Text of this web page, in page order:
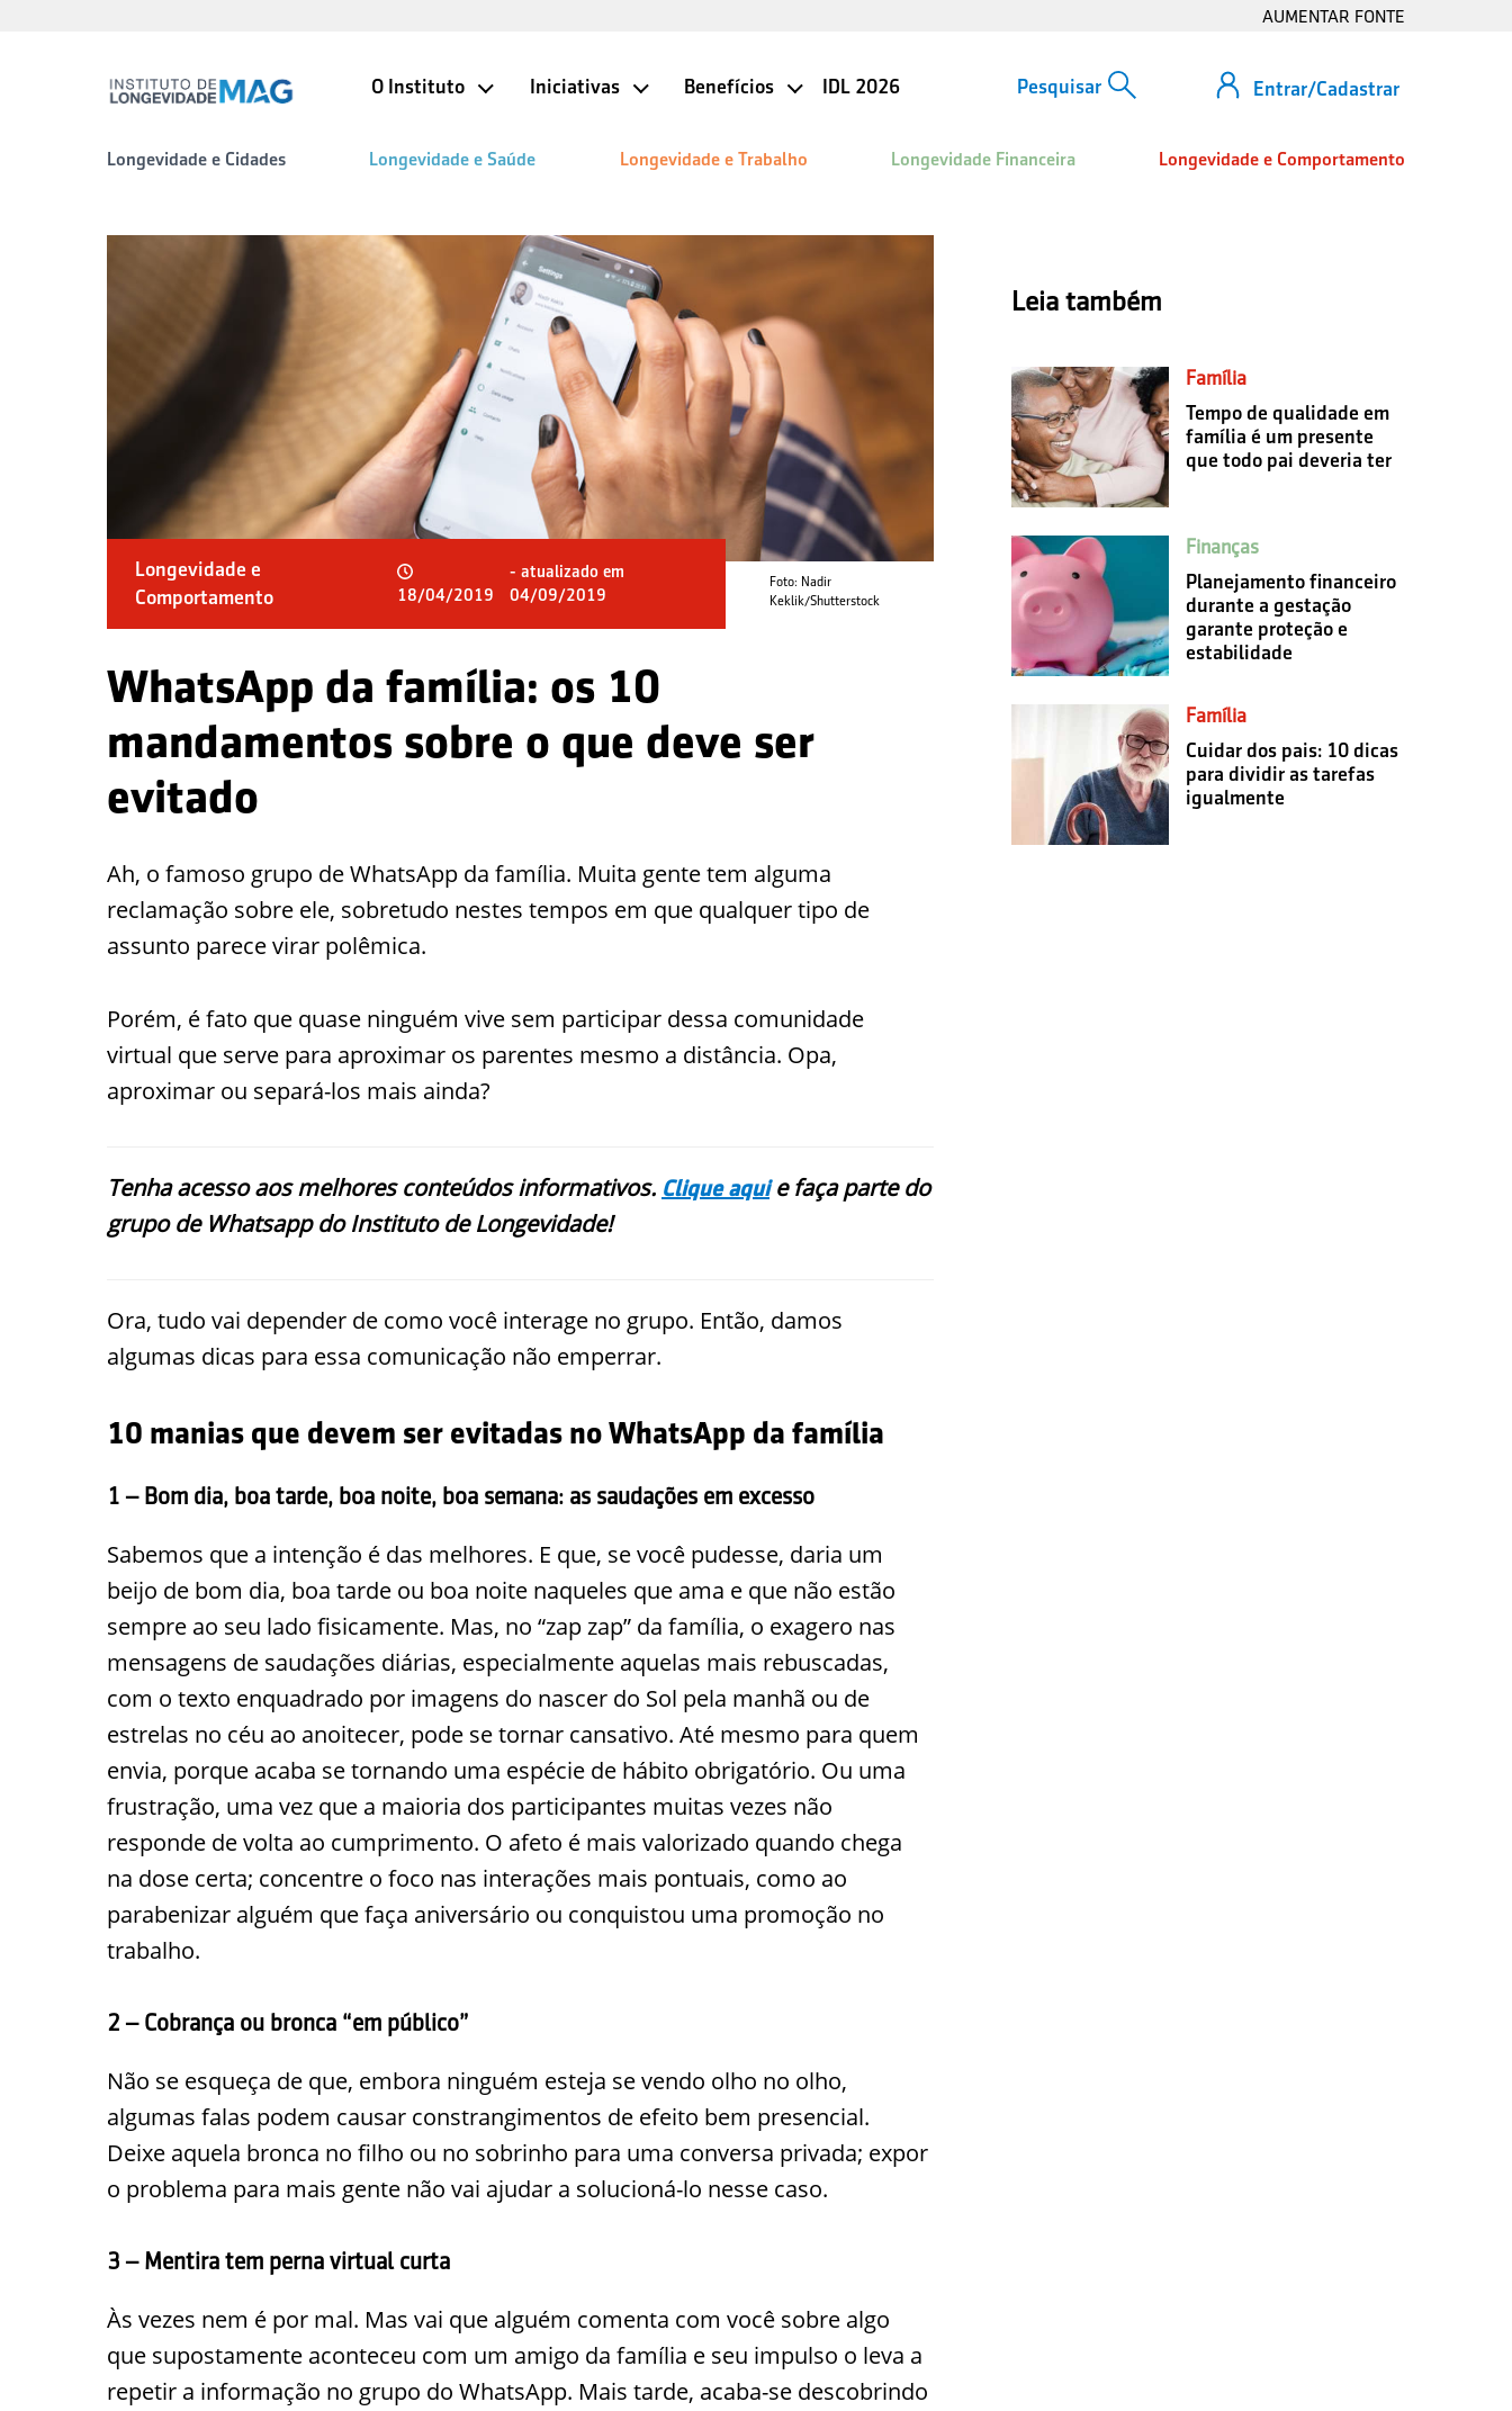
AUMENTAR FONTE
Entrar/Cadastrar
O Instituto Iniciativas Benefícios IDL 2026
Longevidade e Cidades Longevidade e Saúde Longevidade e Trabalho Longevidade Financeira Longevidade e Comportamento
Foto: Nadir
Keklik/Shutterstock
Longevidade e
Comportamento
18/04/2019
- atualizado em
04/09/2019
WhatsApp da família: os 10
mandamentos sobre o que deve ser
evitado
Ah, o famoso grupo de WhatsApp da família. Muita gente tem alguma
reclamação sobre ele, sobretudo nestes tempos em que qualquer tipo de
assunto parece virar polêmica.
Porém, é fato que quase ninguém vive sem participar dessa comunidade
virtual que serve para aproximar os parentes mesmo a distância. Opa,
aproximar ou separá-los mais ainda?
Tenha acesso aos melhores conteúdos informativos. Clique aquie faça parte do
grupo de Whatsapp do Instituto de Longevidade!
Ora, tudo vai depender de como você interage no grupo. Então, damos
algumas dicas para essa comunicação não emperrar.
10 manias que devem ser evitadas no WhatsApp da família
1 – Bom dia, boa tarde, boa noite, boa semana: as saudações em excesso
Sabemos que a intenção é das melhores. E que, se você pudesse, daria um
beijo de bom dia, boa tarde ou boa noite naqueles que ama e que não estão
sempre ao seu lado fisicamente. Mas, no “zap zap” da família, o exagero nas
mensagens de saudações diárias, especialmente aquelas mais rebuscadas,
com o texto enquadrado por imagens do nascer do Sol pela manhã ou de
estrelas no céu ao anoitecer, pode se tornar cansativo. Até mesmo para quem
envia, porque acaba se tornando uma espécie de hábito obrigatório. Ou uma
frustração, uma vez que a maioria dos participantes muitas vezes não
responde de volta ao cumprimento. O afeto é mais valorizado quando chega
na dose certa; concentre o foco nas interações mais pontuais, como ao
parabenizar alguém que faça aniversário ou conquistou uma promoção no
trabalho.
2 – Cobrança ou bronca “em público”
Não se esqueça de que, embora ninguém esteja se vendo olho no olho,
algumas falas podem causar constrangimentos de efeito bem presencial.
Deixe aquela bronca no filho ou no sobrinho para uma conversa privada; expor
o problema para mais gente não vai ajudar a solucioná-lo nesse caso.
3 – Mentira tem perna virtual curta
Às vezes nem é por mal. Mas vai que alguém comenta com você sobre algo
que supostamente aconteceu com um amigo da família e seu impulso o leva a
repetir a informação no grupo do WhatsApp. Mais tarde, acaba-se descobrindo
Leia também
Família
Tempo de qualidade em
família é um presente
que todo pai deveria ter
Finanças
Planejamento financeiro
durante a gestação
garante proteção e
estabilidade
Família
Cuidar dos pais: 10 dicas
para dividir as tarefas
igualmente